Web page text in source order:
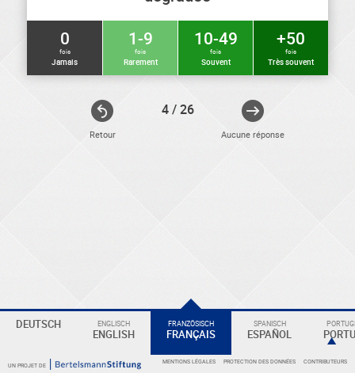
Retour
0
fois
Jamais
1-9
fois
Rarement
10-49
fois
Souvent
+50
fois
Très souvent
4 / 26
Aucune réponse
DEUTSCH ENGLISCH
ENGLISH
FRANZÖSISCH
FRANÇAIS
SPANISCH
ESPAÑOL
UN PROJET DE MENTIONS LÉGALES PROTECTION DES DONNÉES CONTRIBUTEURS
ELEKTRONIKER
Eine